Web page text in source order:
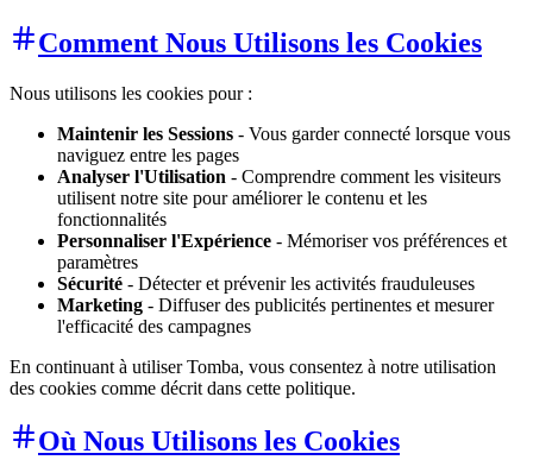
Comment Nous Utilisons les Cookies
Nous utilisons les cookies pour :
Maintenir les Sessions - Vous garder connecté lorsque vous
naviguez entre les pages
Analyser l'Utilisation - Comprendre comment les visiteurs
utilisent notre site pour améliorer le contenu et les
fonctionnalités
Personnaliser l'Expérience - Mémoriser vos préférences et
paramètres
Sécurité - Détecter et prévenir les activités frauduleuses
Marketing - Diffuser des publicités pertinentes et mesurer
l'efficacité des campagnes
En continuant à utiliser Tomba, vous consentez à notre utilisation
des cookies comme décrit dans cette politique.
Où Nous Utilisons les Cookies